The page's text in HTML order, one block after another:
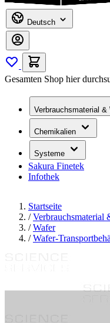
Deutsch
Gesamten Shop hier
Verbrauchsmaterial &
Chemikalien
Systeme
Sakura Finetek
Infothek
Startseite
/ Verbrauchsmaterial
/ Wafer
/ Wafer-